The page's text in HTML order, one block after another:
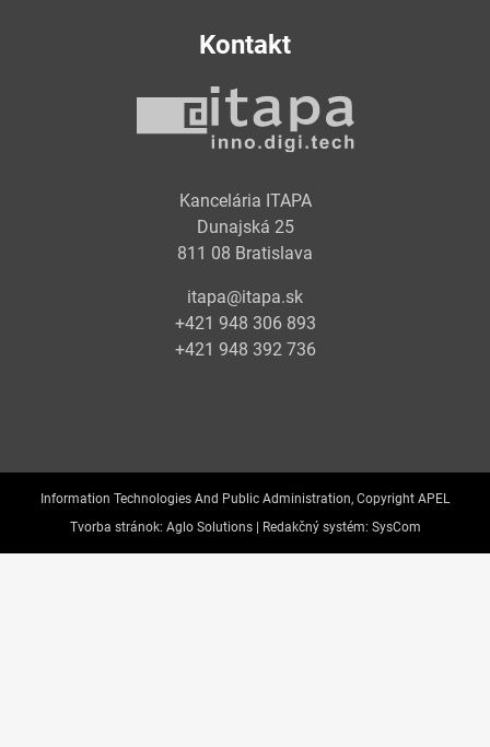
Kontakt
Kancelária ITAPA
Dunajská 25
811 08 Bratislava
itapa@itapa.sk
+421 948 306 893
+421 948 392 736
Information Technologies And Public Administration, Copyright APEL
Tvorba stránok: Aglo Solutions | Redakčný systém: SysCom